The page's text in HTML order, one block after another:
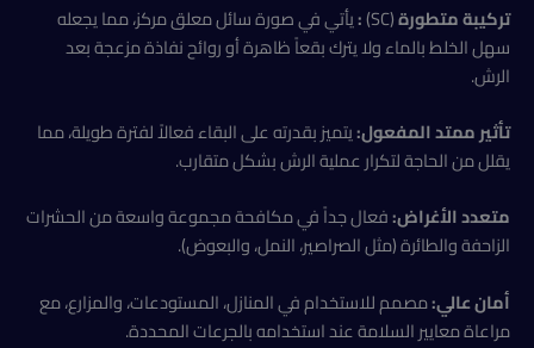
تركيبة متطورة(SC)
:يأتي في صورة سائل معلق مركز، مما يجعله
سهل الخلط بالماء ولا يترك بقعاً ظاهرة أو روائح نفاذة مزعجة بعد
الرش.
تأثير ممتد المفعول:يتميز بقدرته على البقاء فعالاً لفترة طويلة، مما
يقلل من الحاجة لتكرار عملية الرش بشكل متقارب.
متعدد الأغراض:فعال جداً في مكافحة مجموعة واسعة من الحشرات
الزاحفة والطائرة (مثل الصراصير، النمل، والبعوض).
أمان عالي:مصمم للاستخدام في المنازل، المستودعات، والمزارع، مع
مراعاة معايير السلامة عند استخدامه بالجرعات المحددة.